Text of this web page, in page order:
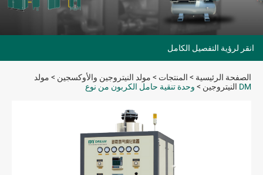
انقر لرؤية التفصيل الكامل
الصفحة الرئيسية > المنتجات > مولد النيتروجين والأوكسجين > مولد
النيتروجين > وحدة تنقية حامل الكربون من نوع DM